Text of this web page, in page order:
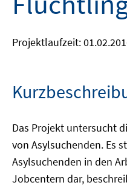
Projektlaufzeit:
Das Projekt untersucht
von Asylsuchenden. Es
Asylsuchenden in den
Jobcentern dar,